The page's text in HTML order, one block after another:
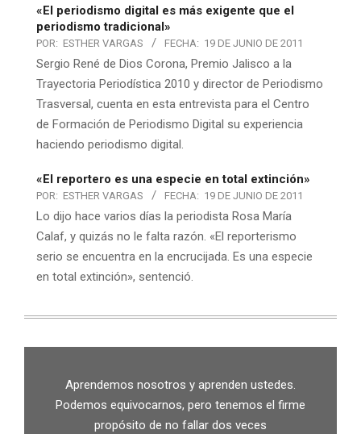
«El periodismo digital es más exigente que el
periodismo tradicional»
POR: ESTHER VARGAS FECHA: 19 DE JUNIO DE 2011
Sergio René de Dios Corona, Premio Jalisco a la
Trayectoria Periodística 2010 y director de Periodismo
Trasversal, cuenta en esta entrevista para el Centro
de Formación de Periodismo Digital su experiencia
haciendo periodismo digital.
«El reportero es una especie en total extinción»
POR: ESTHER VARGAS FECHA: 19 DE JUNIO DE 2011
Lo dijo hace varios días la periodista Rosa María
Calaf, y quizás no le falta razón. «El reporterismo
serio se encuentra en la encrucijada. Es una especie
en total extinción», sentenció.
Aprendemos nosotros y aprenden ustedes.
Podemos equivocarnos, pero tenemos el firme
propósito de no fallar dos veces